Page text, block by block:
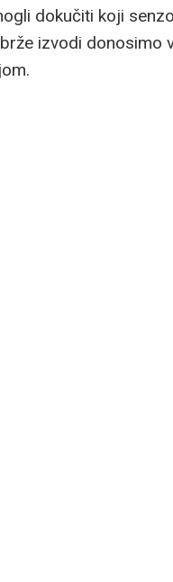
dokučiti koji
izvodi donosimo